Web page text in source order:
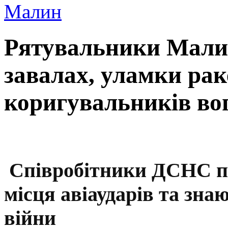
Малин
Рятувальники
завалах, уламки
коригувальників
Співробітники ДСНС
місця авіаударів та
війни